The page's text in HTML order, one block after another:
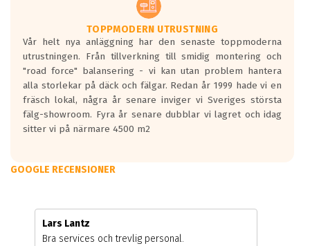
TOPPMODERN UTRUSTNING
Vår helt nya anläggning har den senaste toppmoderna
utrustningen. Från tillverkning till smidig montering och
"road force" balansering - vi kan utan problem hantera
alla storlekar på däck och fälgar. Redan år 1999 hade vi en
fräsch lokal, några år senare inviger vi Sveriges största
fälg-showroom. Fyra år senare dubblar vi lagret och idag
sitter vi på närmare 4500 m2
GOOGLE RECENSIONER
Lars Lantz
Bra services och trevlig personal.